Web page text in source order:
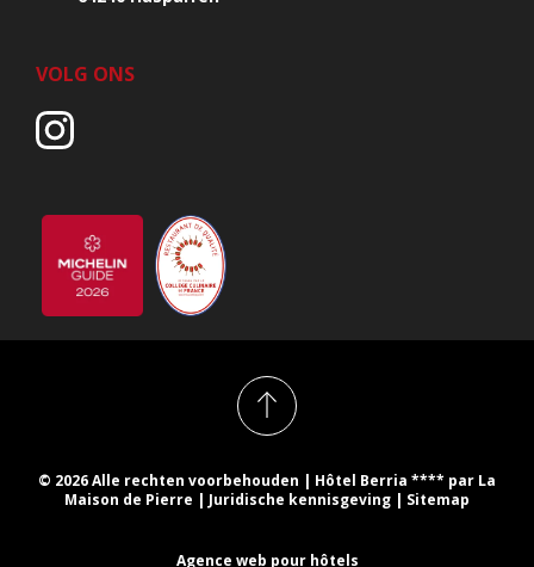
VOLG ONS
© 2026 Alle rechten voorbehouden | Hôtel Berria **** par La
Maison de Pierre | Juridische kennisgeving | Sitemap
Agence web pour hôtels